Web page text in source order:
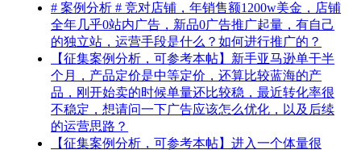
# 案例分析 # 竞对店铺，年销售额1200w美金，店铺
全年几乎0站内广告，新品0广告推广起量，有自己
的独立站，运营手段是什么？如何进行推广的？
【征集案例分析，可参考本帖】新手亚马逊单干半
个月，产品定价是中等定价，还算比较蓝海的产
品，刚开始卖的时候单量还比较稳，最近转化率很
不稳定，想请问一下广告应该怎么优化，以及后续
的运营思路？
【征集案例分析，可参考本帖】进入一个体量很